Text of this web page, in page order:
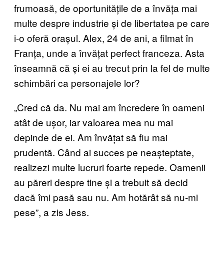
frumoasă, de oportunitățile de a învăța mai
multe despre industrie și de libertatea pe care
i-o oferă orașul. Alex, 24 de ani, a filmat în
Franța, unde a învățat perfect franceza. Asta
înseamnă că și ei au trecut prin la fel de multe
schimbări ca personajele lor?
„Cred că da. Nu mai am încredere în oameni
atât de ușor, iar valoarea mea nu mai
depinde de ei. Am învățat să fiu mai
prudentă. Când ai succes pe neașteptate,
realizezi multe lucruri foarte repede. Oamenii
au păreri despre tine și a trebuit să decid
dacă îmi pasă sau nu. Am hotărât să nu-mi
pese”, a zis Jess.